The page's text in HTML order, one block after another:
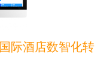
际酒店数智化转